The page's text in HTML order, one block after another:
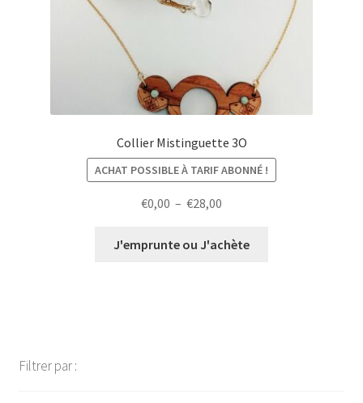
Collier Mistinguette 3O
ACHAT POSSIBLE À TARIF ABONNÉ !
€0,00 – €28,00
prix :
J'emprunte ou J'achète
Filtrer par :